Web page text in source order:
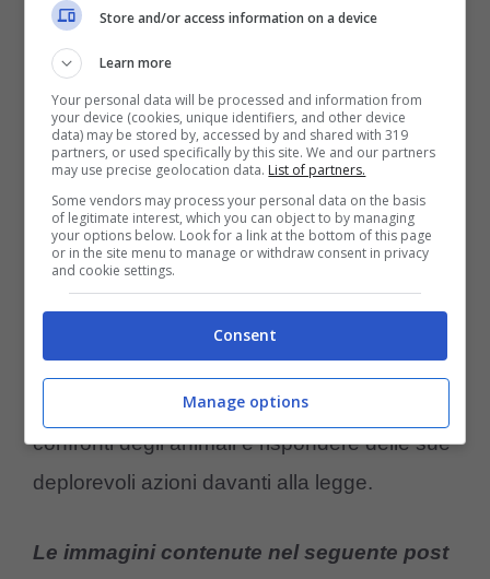
ora il cane è stato portato in salvo e le sue
condizioni di salute malgrado la terribile
esperienza sembrano essere buone. Ilcane
è ora al sicuro con la Houston SPCAdove
il personale veterinario si sta occupando di
lui.
Secondo quanto riferito dagli agenti
crudeltà dell’uomo non sarà ignorata
nelle prossime settimane dovràaffrontare il
processo con l’accusa di crudeltà
confronti degli animali e rispondere delle sue
deplorevoli azioni davanti alla legge.
Le immagini contenute nel seguente post
Store and/or access information on a device
Learn more
Your personal data will be processed and information from
your device (cookies, unique identifiers, and other device
data) may be stored by, accessed by and shared with 319
partners, or used specifically by this site. We and our partners
may use precise geolocation data. List of partners.
Some vendors may process your personal data on the basis
of legitimate interest, which you can object to by managing
your options below. Look for a link at the bottom of this page
or in the site menu to manage or withdraw consent in privacy
and cookie settings.
Consent
Manage options